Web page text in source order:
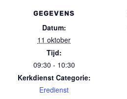
GEGEVENS
Datum:
11 oktober
Tijd:
09:30 - 10:30
Kerkdienst Categorie:
Eredienst